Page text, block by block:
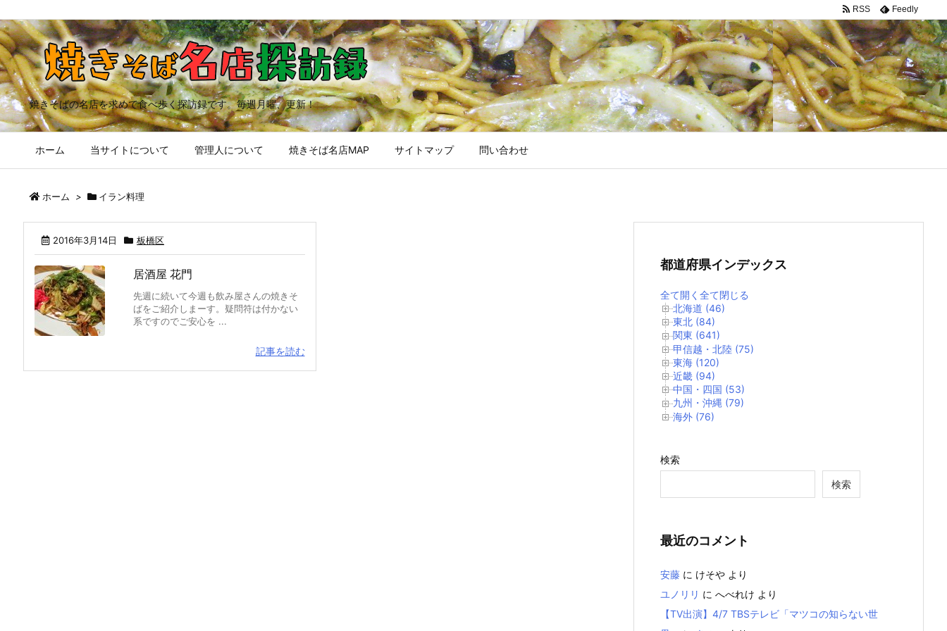
焼きそばの名店を求めて食べ歩く探訪録です。毎週月曜、更新！
ホーム 当サイトについて 管理人について 焼きそば名店MAP サイトマップ 問い合わせ
RSS Feedly
ホーム > イラン料理
2016年3月14日 板橋区
居酒屋 花門
先週に続いて今週も飲み屋さんの焼きそ
ばをご紹介しまーす。疑問符は付かない
系ですのでご安心を ...
記事を読む
都道府県インデックス
全て開く 全て閉じる
北海道 (46)
東北 (84)
関東 (641)
甲信越・北陸 (75)
東海 (120)
近畿 (94)
中国・四国 (53)
九州・沖縄 (79)
海外 (76)
検索
検索
最近のコメント
安藤 に けそや より
ユノリリ に へべれけ より
【TV出演】4/7 TBSテレビ「マツコの知らない世